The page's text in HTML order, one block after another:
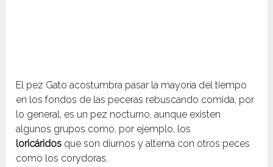
El pez Gato acostumbra pasar la mayoría del tiempo
en los fondos de las peceras rebuscando comida, por
lo general, es un pez nocturno, aunque existen
algunos grupos como, por ejemplo, los
loricáridos que son diurnos y alterna con otros peces
como los corydoras.